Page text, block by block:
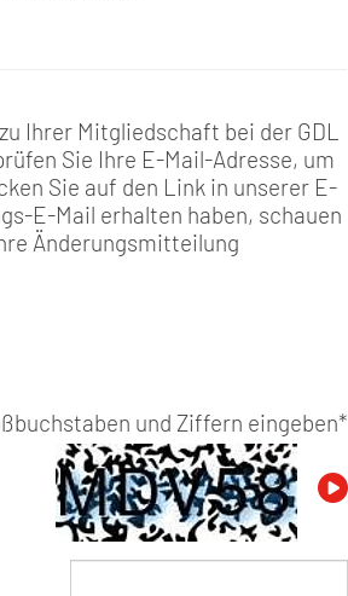
Ihrer Mitgliedschaft bei der GDL
Sie Ihre E-Mail-Adresse, um
Sie auf den Link in unserer E-
E-Mail erhalten haben, schauen
Änderungsmitteilung
und Ziffern eingeben*